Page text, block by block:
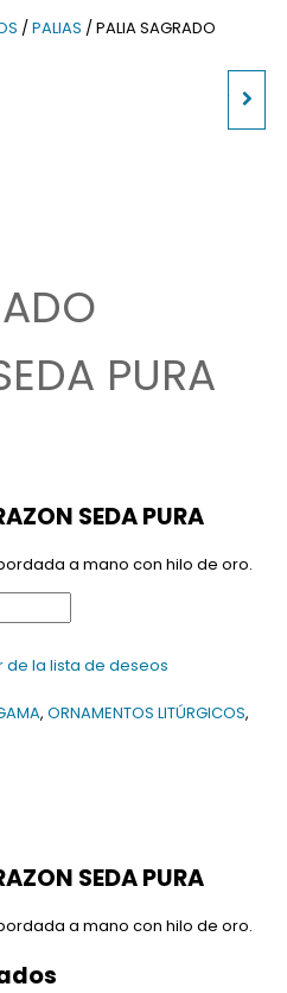
/PALIAS / PALIA SAGRADO
CARPETA DE CORPORALES Y
PURA
SEDA PURA
a mano con hilo de oro.
de la lista de deseos
, ORNAMENTOS LITÚRGICOS,
SEDA PURA
a mano con hilo de oro.